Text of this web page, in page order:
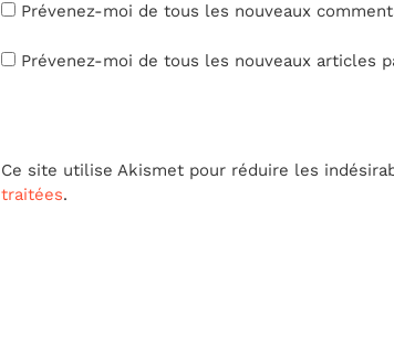
Prévenez-moi de tous les nouveaux
Prévenez-moi de tous les nouveaux articles
Ce site utilise Akismet pour réduire les
traitées.